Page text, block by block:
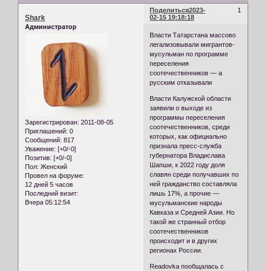
Поделиться 1
2023-
02-15 19:18:18
Shark
Администратор
Зарегистрирован: 2011-08-05
Приглашений: 0
Сообщений: 817
Уважение: [+0/-0]
Позитив: [+0/-0]
Пол: Женский
Провел на форуме:
12 дней 5 часов
Последний визит:
Вчера 05:12:54
Власти Татарстана массово
легализовывали мигрантов-
мусульман по программе
переселения
соотечественников — а
русским отказывали
Власти Калужской области
заявили о выходе из
программы переселения
соотечественников, среди
которых, как официально
признала пресс-служба
губернатора Владислава
Шапши, к 2022 году доля
славян среди получавших по
ней гражданство составляла
лишь 17%, а прочие —
мусульманские народы
Кавказа и Средней Азии. Но
такой же странный отбор
соотечественников
происходит и в других
регионах России.
Readovka пообщалась с